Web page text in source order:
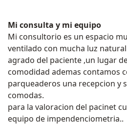
Mi consulta y mi equipo
Mi consultorio es un espacio
ventilado con mucha luz
agrado del paciente ,un lugar
comodidad ademas contamos con
parqueaderos una recepcion y
comodas.
para la valoracion del pacinet cuento con un moderno
equipo de impendenciometria..